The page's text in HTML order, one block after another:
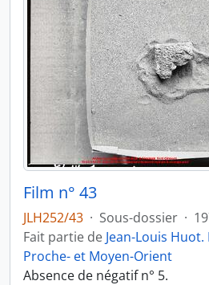
Film n° 43
JLH252/43 · Sous-dossier ·
Fait partie de Jean-Louis
Proche- et Moyen-Orient
Absence de négatif n° 5.